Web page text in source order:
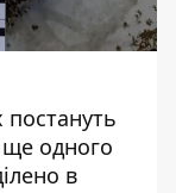
постануть
одного
в